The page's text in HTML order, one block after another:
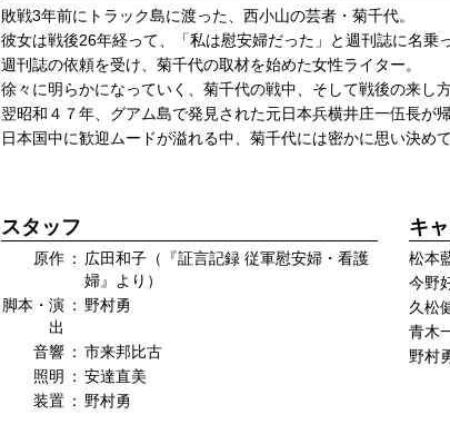
敗戦3年前にトラック島に渡った、西小山の芸者・菊千代。
彼女は戦後26年経って、「私は慰安婦だった」と週刊誌に名乗
週刊誌の依頼を受け、菊千代の取材を始めた女性ライター。
徐々に明らかになっていく、菊千代の戦中、そして戦後の来し方
翌昭和４７年、グアム島で発見された元日本兵横井庄一伍長が帰
日本国中に歓迎ムードが溢れる中、菊千代には密かに思い決め
スタッフ
原作 ： 広田和子（『証言記録 従軍慰安婦・看護
婦』より）
脚本・演
出
： 野村勇
音響 ： 市来邦比古
照明
： 安達直美
装置 ： 野村勇
キ
松本
今野
久松
青木
野村